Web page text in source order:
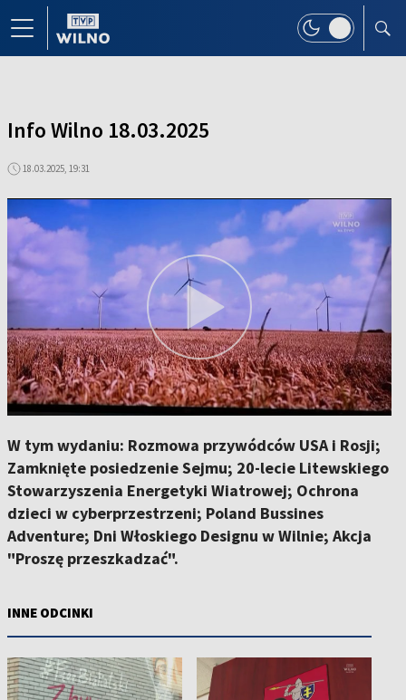
Info Wilno 18.03.2025
18.03.2025, 19:31
W tym wydaniu: Rozmowa przywódców USA i Rosji;
Zamknięte posiedzenie Sejmu; 20-lecie Litewskiego
Stowarzyszenia Energetyki Wiatrowej; Ochrona
dzieci w cyberprzestrzeni; Poland Bussines
Adventure; Dni Włoskiego Designu w Wilnie; Akcja
"Proszę przeszkadzać".
INNE ODCINKI